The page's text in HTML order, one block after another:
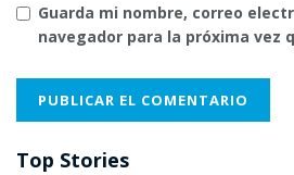
Guarda mi nombre, correo
navegador para la próxima vez
Top Stories